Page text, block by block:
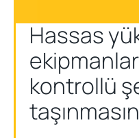
Hassas
kontrollü